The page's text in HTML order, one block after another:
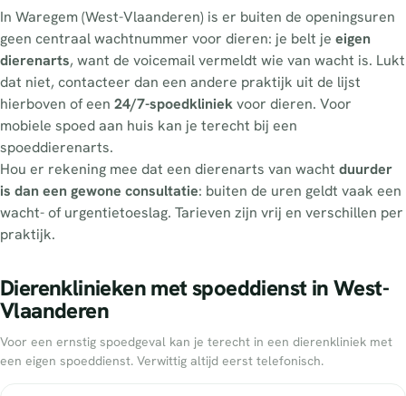
In Waregem (West-Vlaanderen) is er buiten de openingsuren
geen centraal wachtnummer voor dieren: je belt je eigen
dierenarts, want de voicemail vermeldt wie van wacht is. Lukt
dat niet, contacteer dan een andere praktijk uit de lijst
hierboven of een 24/7-spoedkliniekvoor dieren. Voor
mobiele spoed aan huis kan je terecht bij een
spoeddierenarts.
Hou er rekening mee dat een dierenarts van wacht duurder
is dan een gewone consultatie: buiten de uren geldt vaak een
wacht- of urgentietoeslag. Tarieven zijn vrij en verschillen per
praktijk.
Dierenklinieken met spoeddienst in West-
Vlaanderen
Voor een ernstig spoedgeval kan je terecht in een dierenkliniek met
een eigen spoeddienst. Verwittig altijd eerst telefonisch.